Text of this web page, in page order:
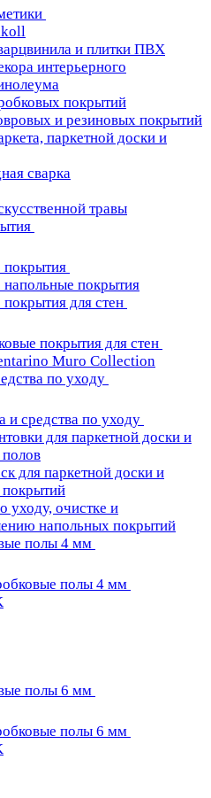
и плитки ПВХ
интерьерного
покрытий
и резиновых покрытий
паркетной доски и
сварка
травы
покрытия
для стен
покрытия для стен
Muro Collection
по уходу
и средства по уходу
для паркетной доски и
для паркетной доски и
уходу, очистке и
напольных покрытий
полы 4 мм
полы 4 мм
полы 6 мм
полы 6 мм